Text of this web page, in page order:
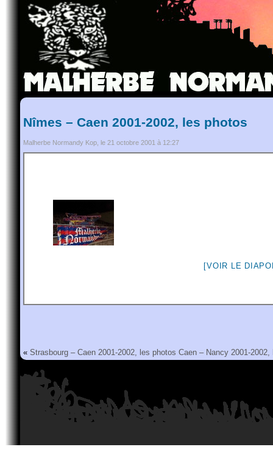
Nîmes – Caen 2001-2002, les photos
Malherbe Normandy Kop, le 21 octobre 2001 à 12:27
[VOIR LE
« Strasbourg – Caen 2001-2002, les photos Caen – Nancy 2001-2002,